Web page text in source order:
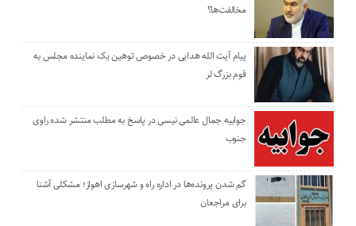
مخالفت‌ها؟
پیام آیت الله هدایی در خصوص توهین یک نماینده مجلس به
قوم بزرگ لر
جوابیه جمال عالمی نیسی در پاسخ به مطلب منتشر شده راوی
جنوب
گم شدن پرونده‌ها در اداره راه و شهرسازی اهواز؛ مشکلی آشنا
برای مراجعان